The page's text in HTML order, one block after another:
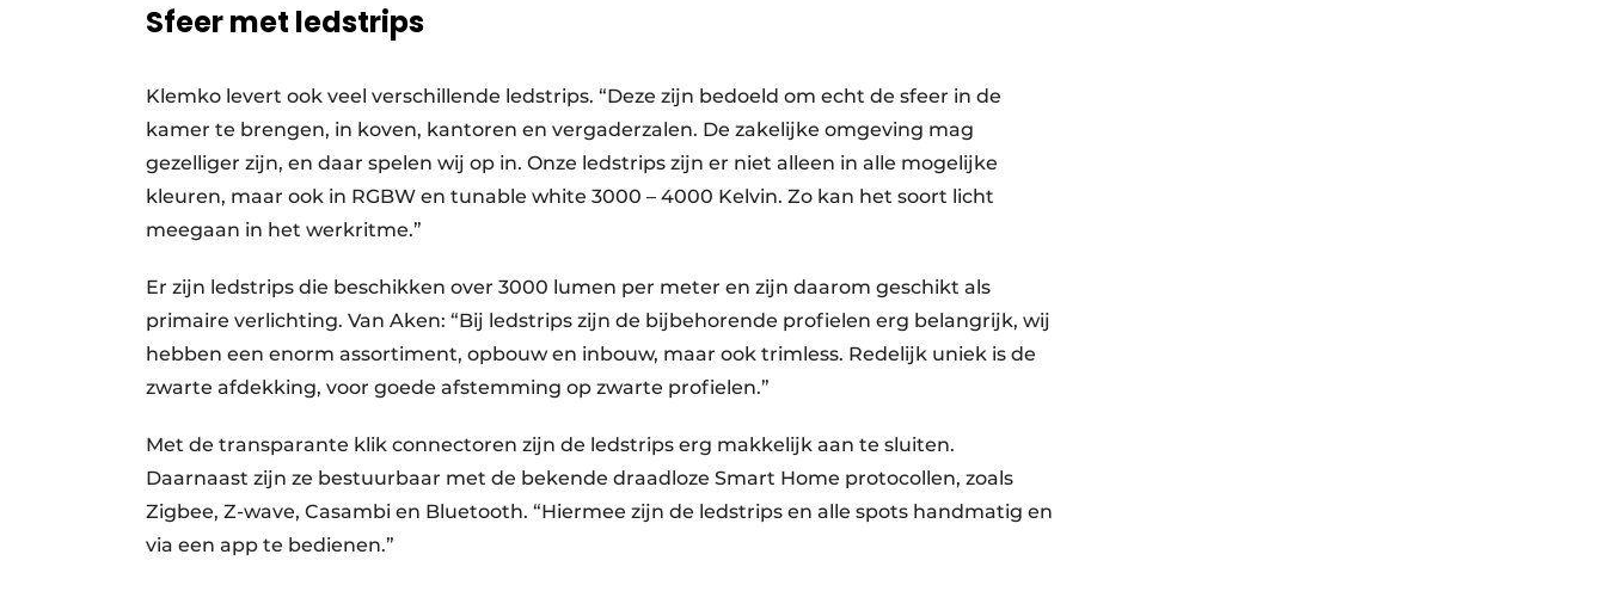
Sfeer met ledstrips
Klemko levert ook veel verschillende ledstrips. “Deze zijn bedoeld om echt de sfeer in de
kamer te brengen, in koven, kantoren en vergaderzalen. De zakelijke omgeving mag
gezelliger zijn, en daar spelen wij op in. Onze ledstrips zijn er niet alleen in alle mogelijke
kleuren, maar ook in RGBW en tunable white 3000 – 4000 Kelvin. Zo kan het soort licht
meegaan in het werkritme.”
Er zijn ledstrips die beschikken over 3000 lumen per meter en zijn daarom geschikt als
primaire verlichting. Van Aken: “Bij ledstrips zijn de bijbehorende profielen erg belangrijk, wij
hebben een enorm assortiment, opbouw en inbouw, maar ook trimless. Redelijk uniek is de
zwarte afdekking, voor goede afstemming op zwarte profielen.”
Met de transparante klik connectoren zijn de ledstrips erg makkelijk aan te sluiten.
Daarnaast zijn ze bestuurbaar met de bekende draadloze Smart Home protocollen, zoals
Zigbee, Z-wave, Casambi en Bluetooth. “Hiermee zijn de ledstrips en alle spots handmatig en
via een app te bedienen.”